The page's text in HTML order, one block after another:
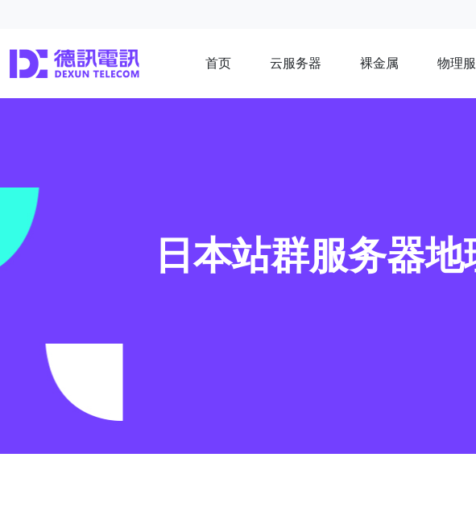
首页 云服务器 裸金属 物理
日本站群服务器